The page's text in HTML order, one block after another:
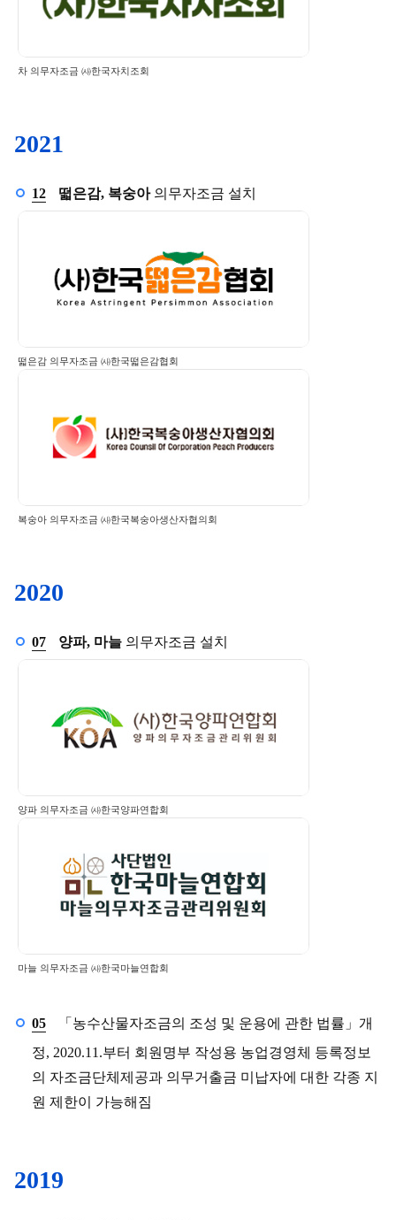
차 의무자조금 ㈔한국자치조회
2021
12 12월
떫은감, 복숭아의무자조금 설치
떫은감 의무자조금 ㈔한국떫은감협회
복숭아 의무자조금 ㈔한국복숭아생산자협의회
2020
07 7월
양파, 마늘 의무자조금 설치
양파 의무자조금 ㈔한국양파연합회
마늘 의무자조금 ㈔한국마늘연합회
05 5월
「농수산물자조금의 조성 및 운용에 관한 법률」개
정, 2020.11.부터 회원명부 작성용 농업경영체 등록정보
의 자조금단체제공과 의무거출금 미납자에 대한 각종 지
원 제한이 가능해짐
2019